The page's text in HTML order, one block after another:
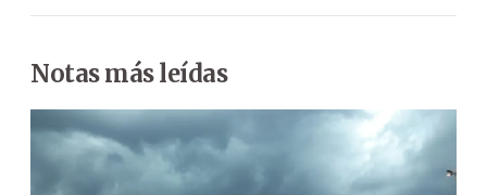
Notas más leídas